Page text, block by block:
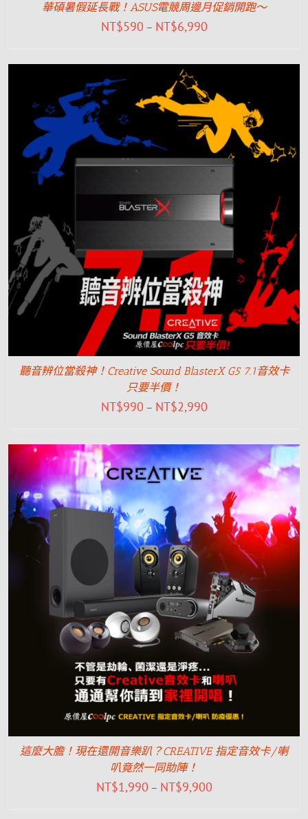
華碩暑假延長戰！ASUS電競周邊月促銷開跑～
NT$590 – NT$6,990
聽音辨位當殺神！Creative Sound BlasterX G5 7.1音效卡
只要半價！
NT$990 – NT$2,990
這麼大膽！現在還開音樂趴？CREATIVE 指定音效卡/喇
叭竟然一同助陣！
NT$1,990 – NT$9,900